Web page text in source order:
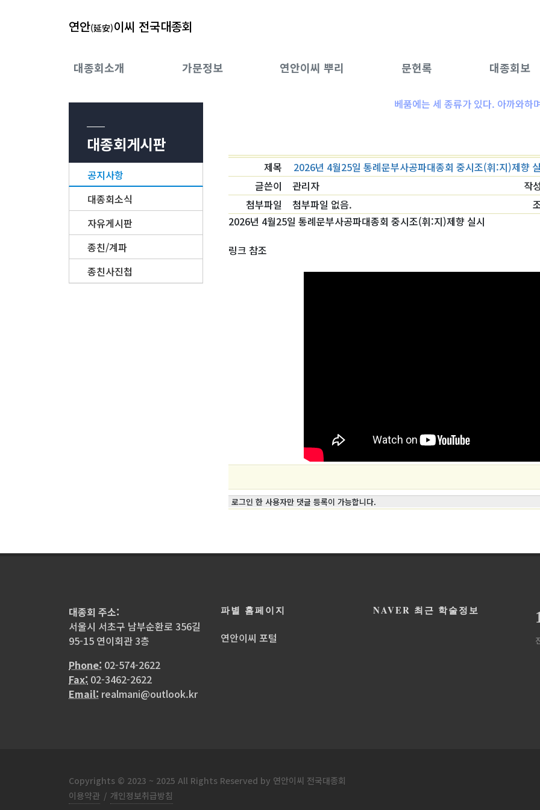
연안(延安)이씨 전국대종회
대종회소개 가문정보 연안이씨 뿌리 문헌록 대종회보
대종회게시판
공지사항
대종회소식
자유게시판
종친/계파
종친사진첩
베품에는 세 종류가 있다. 아까와하
제목
2026년 4월25일 통례문부사공파대종회 중시조(휘:지)제향
글쓴이
관리자
작
첨부파일
첨부파일 없음.
2026년 4월25일 통례문부사공파대종회 중시조(휘:지)제향 실시
링크 참조
로그인 한 사용자만 댓글 등록이 가능합니다.
대종회 주소:
서울시 서초구 남부순환로 356길
95-15 연이회관 3층
Phone: 02-574-2622
Fax: 02-3462-2622
Email: realmani@outlook.kr
파별 홈페이지
연안이씨 포털
NAVER 최근 학술정보
Copyrights © 2023 ~ 2025 All Rights Reserved by 연안이씨 전국대종회
이용약관 / 개인정보취급방침